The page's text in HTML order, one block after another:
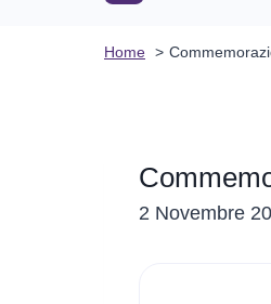
Home
2 Novembre